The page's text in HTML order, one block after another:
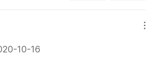
을 것이다. 근데 작가는 혼자 책을 내본
코스모스가 아니었다면 이렇게 열받
모스여서 1점을 준다.
의 풍성함에 탄복하게 된다. 마지막장
진실로 이야기 하고 픈 내용이 나온
의 대중화를 위해 힘써왔던 까닭은...
10-16